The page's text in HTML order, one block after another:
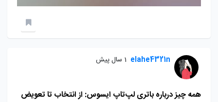
elahe4321n 1 سال پیش
همه چیز درباره باتری لپ‌تاپ ایسوس: از انتخاب تا تعویض